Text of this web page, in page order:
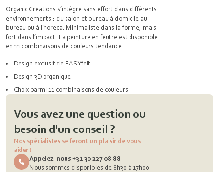
Organic Creations s’intègre sans effort dans différents
environnements : du salon et bureau à domicile au
bureau ou à l’horeca. Minimaliste dans la forme, mais
fort dans l’impact. La peinture en feutre est disponible
en 11 combinaisons de couleurs tendance.
Design exclusif de EASYfelt
Design 3D organique
Choix parmi 11 combinaisons de couleurs
Vous avez une question ou
besoin d'un conseil ?
Nos spécialistes se feront un plaisir de vous
aider !
Appelez-nous +31 30 227 08 88
Nous sommes disponibles de 8h30 à 17h00